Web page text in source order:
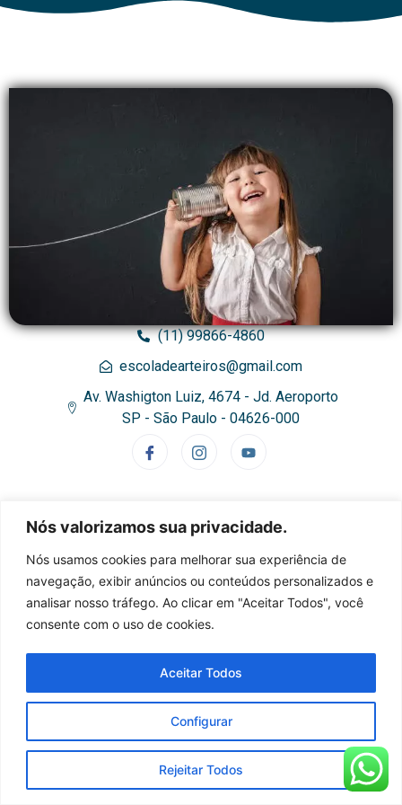
Nós valorizamos sua privacidade.
Nós usamos cookies para melhorar sua experiência de
navegação, exibir anúncios ou conteúdos personalizados e
analisar nosso tráfego. Ao clicar em "Aceitar Todos", você
consente com o uso de cookies.
Configurar
Rejeitar Todos
Aceitar Todos
(11) 99866-4860
escoladearteiros@gmail.com
Av. Washigton Luiz, 4674 - Jd. Aeroporto
SP - São Paulo - 04626-000
©2023 - Escola de Arteiros - Todos os Direitos Reservados